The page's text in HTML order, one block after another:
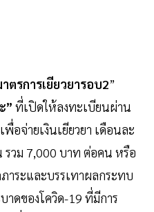
ตรการเยียวยารอบ2”
” ที่เปิดให้ลงทะเบียนผ่าน
อจ่ายเงินเยียวยา เดือนละ
รวม 7,000 บาท ต่อคน หรือ
าระและบรรเทาผลกระทบ
าดของโควิด-19 ที่มีการ